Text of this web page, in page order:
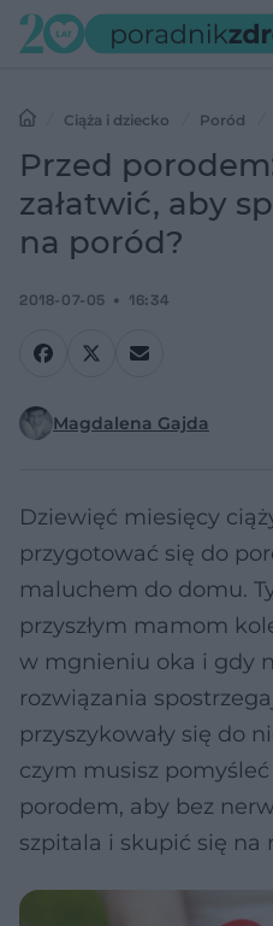
Ciąża i dziecko Poród
aby spokojnie czekać na poród?
Przed
załatwić, aby
na poród?
2018-07-05 16:34
Magdalena Gajda
Dziewięć miesięcy
przygotować się do
maluchem do domu.
przyszłym mamom
w mgnieniu oka i gdy
rozwiązania
przyszykowały się do
czym musisz
porodem, aby bez
szpitala i skupić się na